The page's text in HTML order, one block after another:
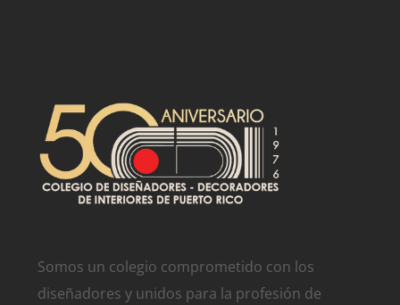
Somos un colegio comprometido con los
diseñadores y unidos para la profesión de